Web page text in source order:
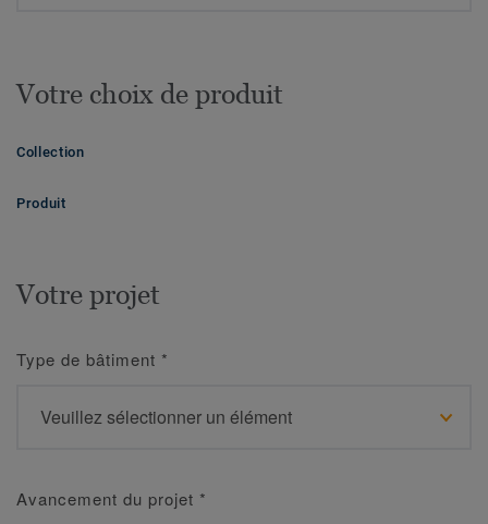
Votre choix de produit
Collection
Produit
Votre projet
Type de bâtiment *
Avancement du projet *